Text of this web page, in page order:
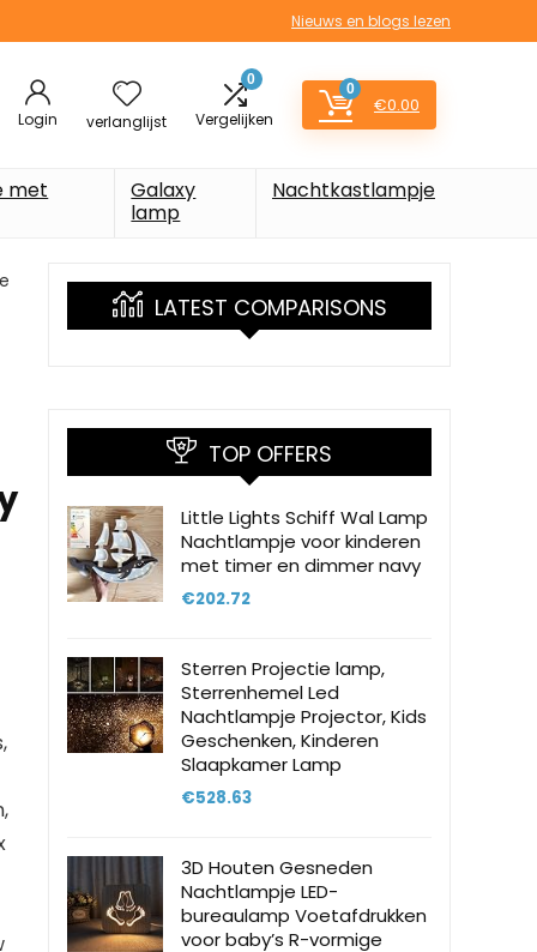
Nieuws en blogs lezen
Login verlanglijst
0
Vergelijken
0
€0.00
met
Galaxy
lamp
Nachtkastlampje
LATEST COMPARISONS
TOP OFFERS
Little Lights Schiff Wal Lamp
Nachtlampje voor kinderen
met timer en dimmer navy
€202.72
Sterren Projectie lamp,
Sterrenhemel Led
Nachtlampje Projector, Kids
Geschenken, Kinderen
Slaapkamer Lamp
€528.63
3D Houten Gesneden
Nachtlampje LED-
bureaulamp Voetafdrukken
voor baby’s R-vormige